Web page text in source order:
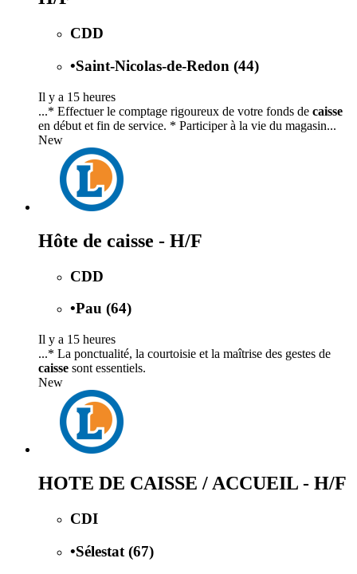
CDD
•Saint-Nicolas-de-Redon (44)
Il y a 15 heures
...* Effectuer le comptage rigoureux de votre fonds de caisse
en début et fin de service. * Participer à la vie du magasin...
New
Hôte de caisse - H/F
CDD
•Pau (64)
Il y a 15 heures
...* La ponctualité, la courtoisie et la maîtrise des gestes de
caisse sont essentiels.
New
HOTE DE CAISSE / ACCUEIL - H/F
CDI
•Sélestat (67)